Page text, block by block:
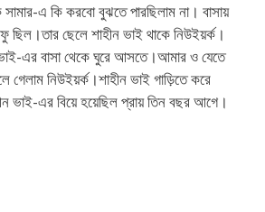
এ কি করবো বুঝতে পারছিলাম না। বাসায়
ছেলে শাহীন ভাই থাকে নিউইয়র্ক।
এর বাসা থেকে ঘুরে আসতে।আমার ও যেতে
গেলাম নিউইয়র্ক।শাহীন ভাই গাড়িতে করে
ভাই-এর বিয়ে হয়েছিল প্রায় তিন বছর আগে।